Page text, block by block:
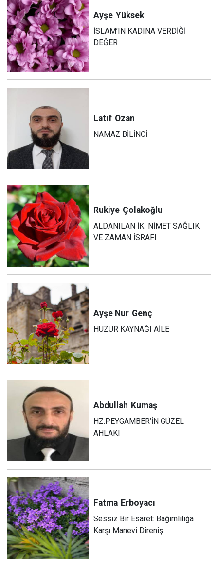
Ayşe Yüksek
İSLAM’IN KADINA VERDİĞİ
DEĞER
Latif Ozan
NAMAZ BİLİNCİ
Rukiye Çolakoğlu
ALDANILAN İKİ NİMET SAĞLIK
VE ZAMAN İSRAFI
Ayşe Nur Genç
HUZUR KAYNAĞI AİLE
Abdullah Kumaş
HZ.PEYGAMBER’İN GÜZEL
AHLAKI
Fatma Erboyacı
Sessiz Bir Esaret: Bağımlılığa
Karşı Manevi Direniş